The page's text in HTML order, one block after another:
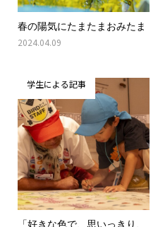
春の陽気にたまたまおみたま
2024.04.09
学生による記事
「好きな色で、思いっきり、